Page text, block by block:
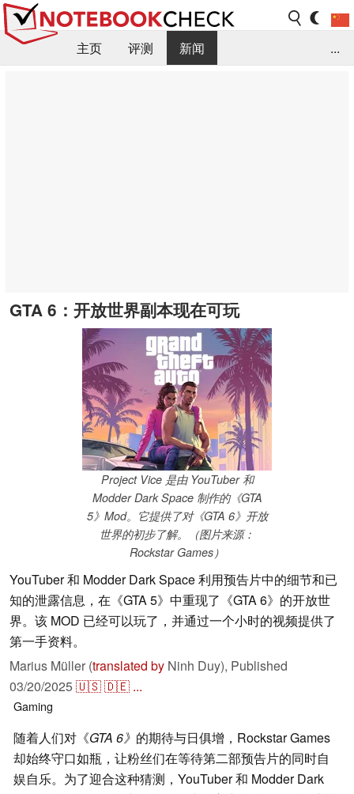
主页 评测
新闻
...
GTA 6：开放世界副本现在可玩
Project Vice 是由 YouTuber 和
Modder Dark Space 制作的《GTA
5》Mod。它提供了对《GTA 6》开放
世界的初步了解。（图片来源：
Rockstar Games）
YouTuber 和 Modder Dark Space 利用预告片中的细节和已
知的泄露信息，在《GTA 5》中重现了《GTA 6》的开放世
界。该 MOD 已经可以玩了，并通过一个小时的视频提供了
第一手资料。
Marius Müller (translated by Ninh Duy), Published
03/20/2025🇺🇸🇩🇪 ...
Gaming
随着人们对《GTA 6》 的期待与日俱增，Rockstar Games
却始终守口如瓶，让粉丝们在等待第二部预告片的同时自
娱自乐。为了迎合这种猜测，YouTuber 和 Modder Dark